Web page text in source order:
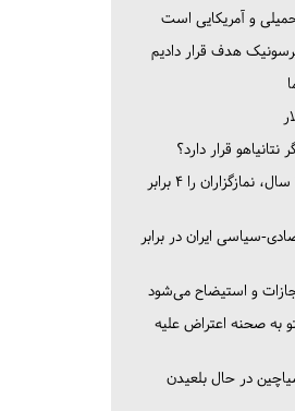
و آمریکایی است
هدف قرار دادیم
قرار دارد؟
امام جماعت این مسجد در ۳ سال، نمازگزاران را ۴ برابر
سیاسی ایران در برابر
و استیضاح می‌شود
به صحنه اعتراض علیه
در حال بلعیدن